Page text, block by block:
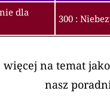
dla
300 :
więcej na temat
nasz